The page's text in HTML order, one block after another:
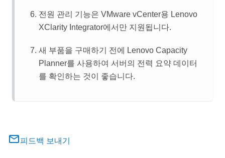
전원 관리 기능은 VMware vCenter용 Lenovo
XClarity Integrator에서만 지원됩니다.
새 부품을 구매하기 전에
Lenovo Capacity
Planner를 사용하여 서버의 전력 요약 데이터
를 확인하는 것이 좋습니다.
피드백 보내기